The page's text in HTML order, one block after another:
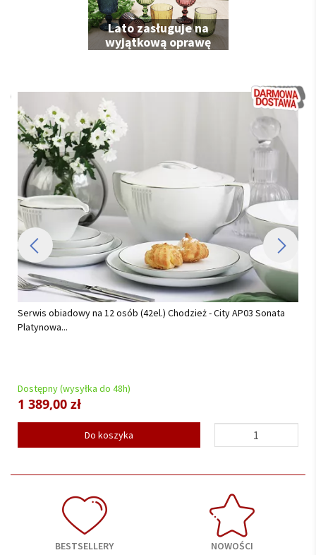
Lato zasługuje na
wyjątkową oprawę
Serwis obiadowy na 12 osób (42el.) Chodzież - City AP03 Sonata
Platynowa...
Dostępny (wysyłka do 48h)
1 389,00 zł
Do koszyka
BESTSELLERY NOWOŚCI